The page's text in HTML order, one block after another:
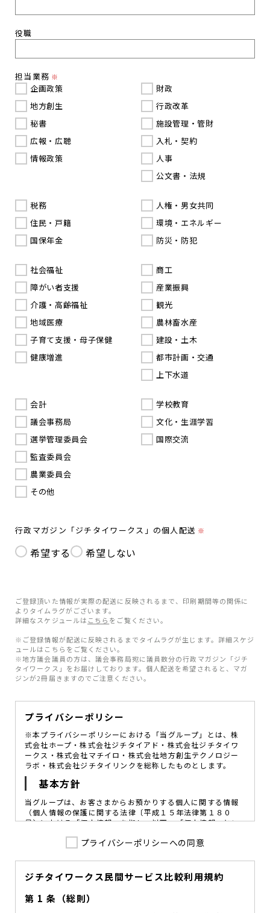
役職
担当業務 ※
企画政策
地方創生
秘書
広報・広聴
情報政策
財政
行政改革
施設管理・管財
入札・契約
人事
公文書・法規
税務
住民・戸籍
国保年金
人権・男女共同
環境・エネルギー
防災・防犯
社会福祉
障がい者支援
介護・高齢福祉
地域医療
子育て支援・母子保健
健康増進
商工
産業振興
観光
農林畜水産
建設・土木
都市計画・交通
上下水道
会計
議会事務局
選挙管理委員会
監査委員会
農業委員会
その他
学校教育
文化・生涯学習
国際交流
行政マガジン「ジチタイワークス」の個人配送 ※
希望する 希望しない
ご登録頂いた情報が実際の配送に反映されるまで、印刷期間等の関係に
よりタイムラグがございます。
詳細なスケジュールは こちら をご覧ください。
※ご登録情報が配送に反映されるまでタイムラグが生じます。詳細スケジ
ュールはこちらをご覧ください。
※地方議会議員の方は、議会事務局宛に議員数分の行政マガジン「ジチ
タイワークス」をお届けしております。個人配送を希望されると、マガ
ジンが2冊届きますのでご注意ください。
プライバシーポリシー
※本プライバシーポリシーにおける「当グループ」とは、株
式会社ホープ・株式会社ジチタイアド・株式会社ジチタイワ
ークス・株式会社マチイロ・株式会社地方創生テクノロジー
ラボ・株式会社ジチタイリンクを総称したものとします。
基本方針
当グループは、お客さまからお預かりする個人に関する情報
（個人情報の保護に関する法律〔平成１５年法律第１８０
号〕における「個人情報」を指し、以下、「個人情報」とい
図ることが、重要な社会的責務であると考えております。
を定め、役員及び従業員に個人情報保護の重要性の認識と取
組みを徹底させることによって、個人情報の適切な取り扱い
に努めてまいります。
プライバシーポリシーへの同意
ジチタイワークス民間サービス比較利用規約
第 1 条（総則）